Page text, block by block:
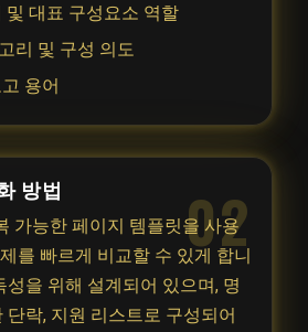
및 대표 구성요소 역할
리 및 구성 의도
용어
02
방법
가능한 페이지 템플릿을 사용
를 빠르게 비교할 수 있게 합니
성을 위해 설계되어 있으며, 명
단락, 지원 리스트로 구성되어